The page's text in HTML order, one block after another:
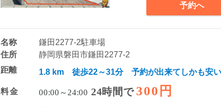
予約へ
名称
鎌田2277-2駐車場
住所
静岡県磐田市鎌田2277-2
距離
1.8 km 徒歩22～31分 予約が出来てしかも安い
料金 00:00～24:00 24時間で 300円